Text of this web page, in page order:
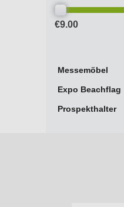
€9.00
Messemöbel
Expo Beachflag
Prospekthalter